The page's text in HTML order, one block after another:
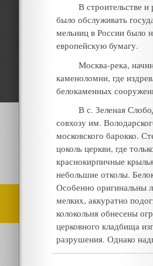
В строительстве
было обслуживать
мельниц в России было
европейскую бумагу.
Москва-река,
каменоломни, где
белокаменных
В с. Зеленая
совхозу им.
московского барокко.
цоколь церкви, где
краснокирпичные
небольшие отколы.
Особенно оригинальны
мелких, аккуратно
колокольня обнесены
церковного кладбища
разрушения. Однако